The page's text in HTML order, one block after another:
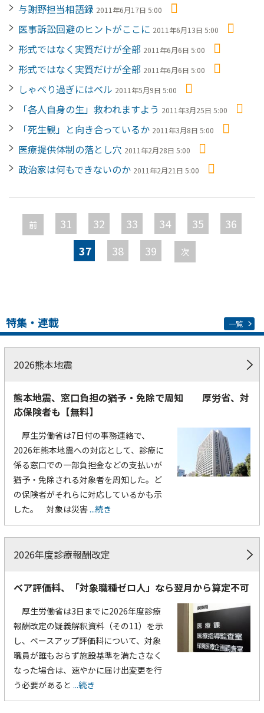
与謝野担当相語録 2011年6月17日 5:00
医事訴訟回避のヒントがここに 2011年6月13日 5:00
形式ではなく実質だけが全部 2011年6月6日 5:00
形式ではなく実質だけが全部 2011年6月6日 5:00
しゃべり過ぎにはベル 2011年5月9日 5:00
「各人自身の生」救われますよう 2011年3月25日 5:00
「死生観」と向き合っているか 2011年3月8日 5:00
医療提供体制の落とし穴 2011年2月28日 5:00
政治家は何もできないのか 2011年2月21日 5:00
ペ
ー
ジ
前 31 32 33 34 35
36
37
38 39 次
特集・連載 一覧
2026熊本地震
熊本地震、窓口負担の猶予・免除で周知 厚労省、対
応保険者も【無料】
厚生労働省は7日付の事務連絡で、
2026年熊本地震への対応として、診療に
係る窓口での一部負担金などの支払いが
猶予・免除される対象者を周知した。ど
の保険者がそれらに対応しているかも示
した。 対象は災害...続き
2026年度診療報酬改定
ベア評価料、「対象職種ゼロ人」なら翌月から算定不可
厚生労働省は3日までに2026年度診療
報酬改定の疑義解釈資料（その11）を示
し、ベースアップ評価料について、対象
職員が誰もおらず施設基準を満たさなく
なった場合は、速やかに届け出変更を行
う必要があると ...続き